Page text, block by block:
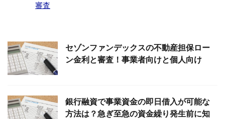
審査
セゾンファンデックスの不動産担保ロー
ン金利と審査！事業者向けと個人向け
銀行融資で事業資金の即日借入が可能な
方法は？急ぎ至急の資金繰り発生前に知